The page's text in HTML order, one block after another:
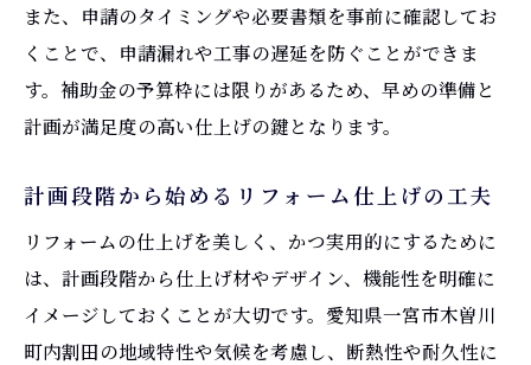
また、申請のタイミングや必要書類を事前に確認してお
くことで、申請漏れや工事の遅延を防ぐことができま
す。補助金の予算枠には限りがあるため、早めの準備と
計画が満足度の高い仕上げの鍵となります。
計画段階から始めるリフォーム仕上げの工夫
リフォームの仕上げを美しく、かつ実用的にするために
は、計画段階から仕上げ材やデザイン、機能性を明確に
イメージしておくことが大切です。愛知県一宮市木曽川
町内割田の地域特性や気候を考慮し、断熱性や耐久性に